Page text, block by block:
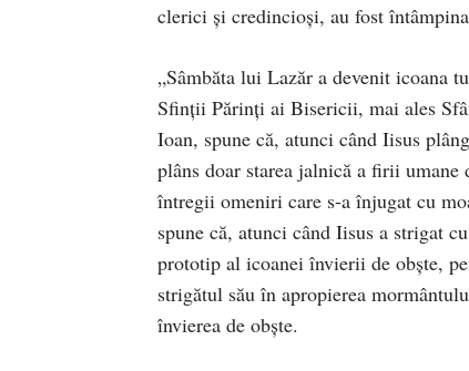
clerici și credincioși, au fost
„Sâmbăta lui Lazăr a devenit icoana
Sfinții Părinți ai Bisericii, mai ales
Ioan, spune că, atunci când Iisus
plâns doar starea jalnică a firii umane
întregii omeniri care s‑a înjugat cu
spune că, atunci când Iisus a strigat
prototip al icoanei învierii de obște,
strigătul său în apropierea
învierea de obște.